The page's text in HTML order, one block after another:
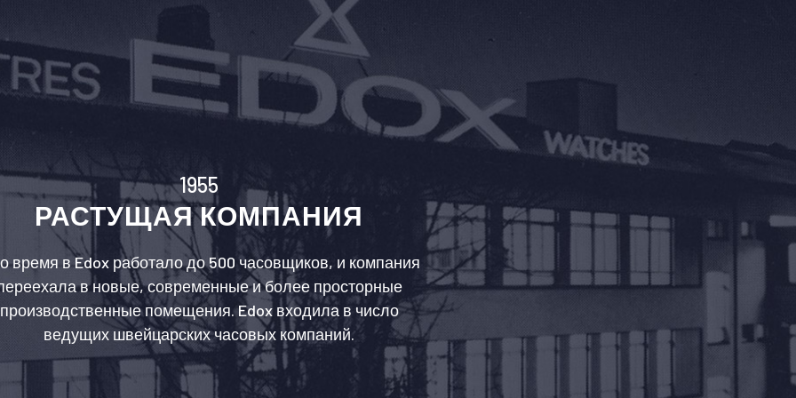
1955
РАСТУЩАЯ КОМПАНИЯ
время в Edox работало до 500 часовщиков, и компания
в новые, современные и более просторные
производственные помещения. Edox входила в число
ведущих швейцарских часовых компаний.